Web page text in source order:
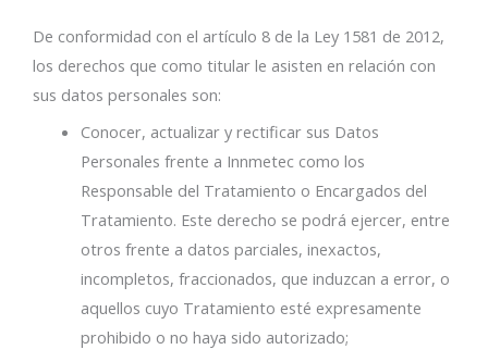
De conformidad con el artículo 8 de la Ley 1581 de 2012,
los derechos que como titular le asisten en relación con
sus datos personales son:
Conocer, actualizar y rectificar sus Datos
Personales frente a Innmetec como los
Responsable del Tratamiento o Encargados del
Tratamiento. Este derecho se podrá ejercer, entre
otros frente a datos parciales, inexactos,
incompletos, fraccionados, que induzcan a error, o
aquellos cuyo Tratamiento esté expresamente
prohibido o no haya sido autorizado;